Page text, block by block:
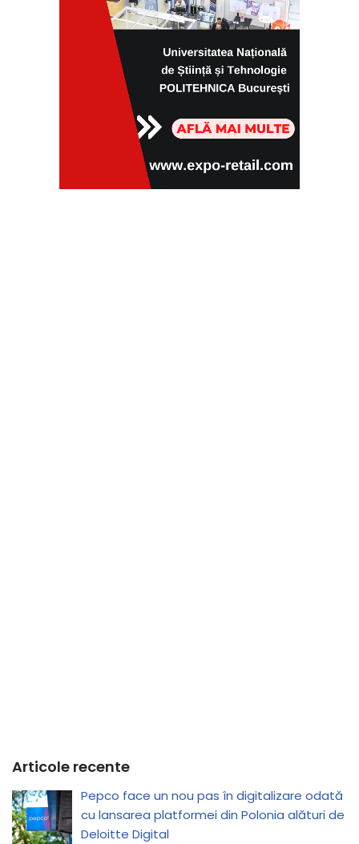
Articole recente
Pepco face un nou pas în digitalizare odată
cu lansarea platformei din Polonia alături de
Deloitte Digital